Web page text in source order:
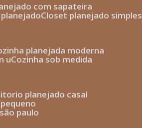
com sapateira
closet planejado simples
planejada moderna
u cozinha sob medida
planejado casal
paulo